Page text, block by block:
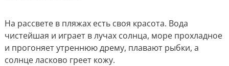
На рассвете в пляжах есть своя красота. Вода
чистейшая и играет в лучах солнца, море прохладное
и прогоняет утреннюю дрему, плавают рыбки, а
солнце ласково греет кожу.